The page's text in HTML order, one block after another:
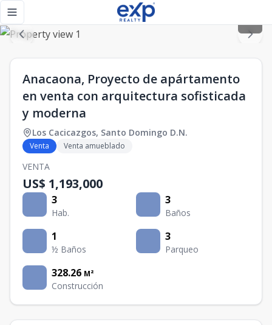
Toggle navigation menu
Anacaona, Proyecto de apártamento
en venta con arquitectura sofisticada
y moderna
Los Cacicazgos, Santo Domingo D.N.
Venta Venta amueblado
VENTA
US$ 1,193,000
3
Hab.
3
Baños
1
½ Baños
3
Parqueo
328.26 M²
Construcción
Anacaona, Proyecto de apártamento en venta con